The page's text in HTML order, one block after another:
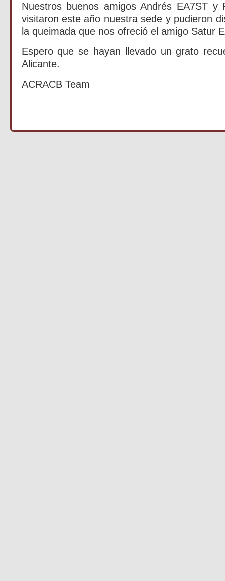
Nuestros buenos amigos Andrés EA7ST y
visitaron este año nuestra sede y pudieron
la queimada que nos ofreció el amigo Satur
Espero que se hayan llevado un grato
Alicante.
ACRACB Team